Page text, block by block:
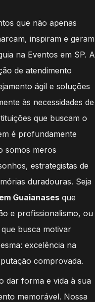
que não apenas
inspiram e geram
na Eventos em SP. A
de atendimento
ágil e soluções
às necessidades de
que buscam o
é profundamente
somos meros
estrategistas de
duradouras. Seja
Guaianases que
e profissionalismo, ou
busca motivar
excelência na
comprovada.
dar forma e vida à sua
memorável. Nossa